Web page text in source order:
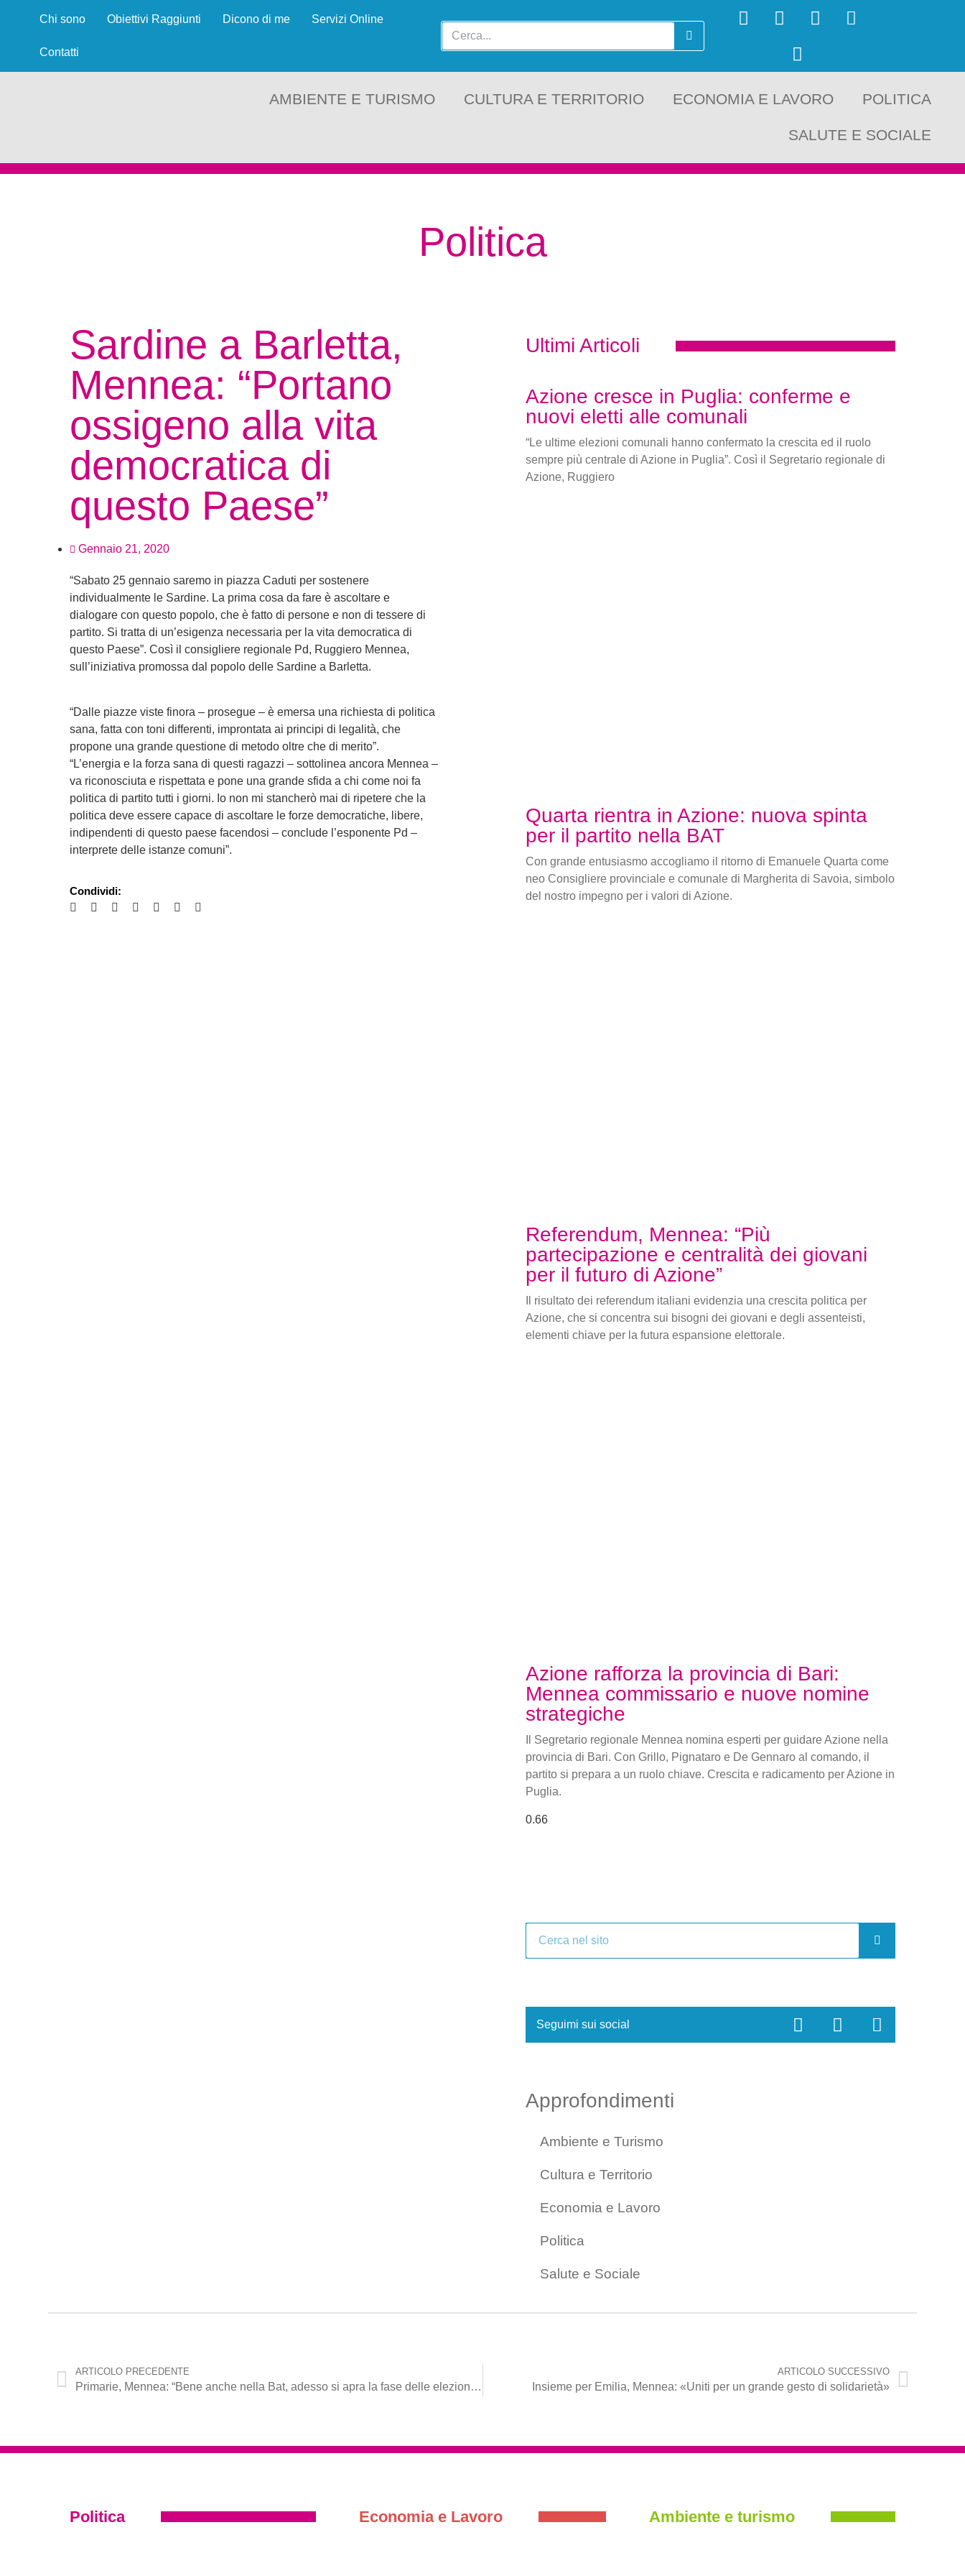
Chi sono Obiettivi Raggiunti Dicono di me Servizi Online
Contatti
AMBIENTE E TURISMO CULTURA E TERRITORIO ECONOMIA E LAVORO POLITICA
SALUTE E SOCIALE
Politica
Sardine a Barletta,
Mennea: “Portano
ossigeno alla vita
democratica di
questo Paese”
Gennaio 21, 2020
“Sabato 25 gennaio saremo in piazza Caduti per sostenere
individualmente le Sardine. La prima cosa da fare è ascoltare e
dialogare con questo popolo, che è fatto di persone e non di tessere di
partito. Si tratta di un’esigenza necessaria per la vita democratica di
questo Paese”. Così il consigliere regionale Pd, Ruggiero Mennea,
sull’iniziativa promossa dal popolo delle Sardine a Barletta.
“Dalle piazze viste finora – prosegue – è emersa una richiesta di politica
sana, fatta con toni differenti, improntata ai principi di legalità, che
propone una grande questione di metodo oltre che di merito”.
“L’energia e la forza sana di questi ragazzi – sottolinea ancora Mennea –
va riconosciuta e rispettata e pone una grande sfida a chi come noi fa
politica di partito tutti i giorni. Io non mi stancherò mai di ripetere che la
politica deve essere capace di ascoltare le forze democratiche, libere,
indipendenti di questo paese facendosi – conclude l’esponente Pd –
interprete delle istanze comuni”.
Condividi:
Ultimi Articoli
Azione cresce in Puglia: conferme e
nuovi eletti alle comunali
“Le ultime elezioni comunali hanno confermato la crescita ed il ruolo
sempre più centrale di Azione in Puglia”. Così il Segretario regionale di
Azione, Ruggiero
Quarta rientra in Azione: nuova spinta
per il partito nella BAT
Con grande entusiasmo accogliamo il ritorno di Emanuele Quarta come
neo Consigliere provinciale e comunale di Margherita di Savoia, simbolo
del nostro impegno per i valori di Azione.
Referendum, Mennea: “Più
partecipazione e centralità dei giovani
per il futuro di Azione”
Il risultato dei referendum italiani evidenzia una crescita politica per
Azione, che si concentra sui bisogni dei giovani e degli assenteisti,
elementi chiave per la futura espansione elettorale.
Azione rafforza la provincia di Bari:
Mennea commissario e nuove nomine
strategiche
Il Segretario regionale Mennea nomina esperti per guidare Azione nella
provincia di Bari. Con Grillo, Pignataro e De Gennaro al comando, il
partito si prepara a un ruolo chiave. Crescita e radicamento per Azione in
Puglia.
Seguimi sui social
Approfondimenti
Ambiente e Turismo
Cultura e Territorio
Economia e Lavoro
Politica
Salute e Sociale
ARTICOLO PRECEDENTE
Primarie, Mennea: “Bene anche nella Bat, adesso si apra la fase delle elezioni vere”
ARTICOLO SUCCESSIVO
Insieme per Emilia, Mennea: «Uniti per un grande gesto di solidarietà»
Politica Economia e Lavoro Ambiente e turismo